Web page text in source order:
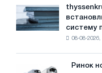
води
загрожує
безпеці
thyssenkrupp
Rasselstein
встановлює
фотоелектричну
систему
08-08-2026,
Ринок
Ринок